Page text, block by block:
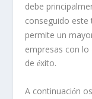
debe
conseguido
permite un
empresas con lo
deéxito.
A continuación